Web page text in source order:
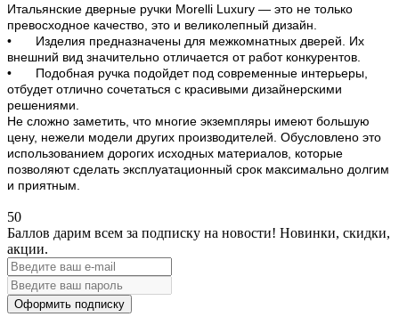
Итальянские дверные ручки Morelli Luxury — это не только
превосходное качество, это и великолепный дизайн.
•
Изделия предназначены для межкомнатных дверей. Их
внешний вид значительно отличается от работ конкурентов.
•
Подобная ручка подойдет под современные интерьеры,
отбудет отлично сочетаться с красивыми дизайнерскими
решениями.
Не сложно заметить, что многие экземпляры имеют большую
цену, нежели модели других производителей. Обусловлено это
использованием дорогих исходных материалов, которые
позволяют сделать эксплуатационный срок максимально долгим
и приятным.
50
Баллов дарим всем за подписку на новости! Новинки, скидки,
акции.
Оформить подписку